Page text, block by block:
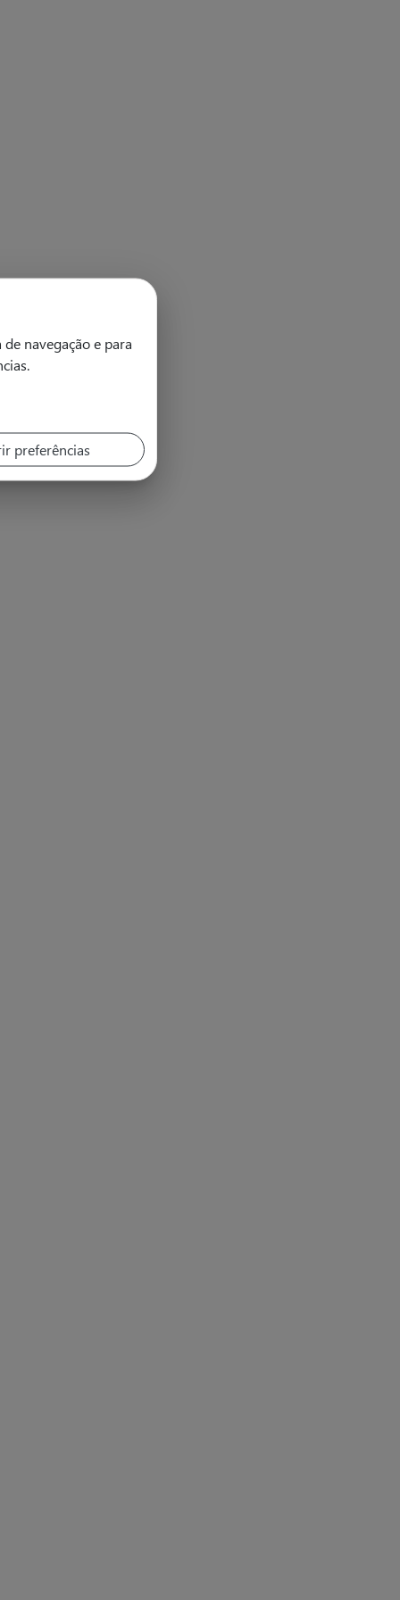
navegação e para
preferências